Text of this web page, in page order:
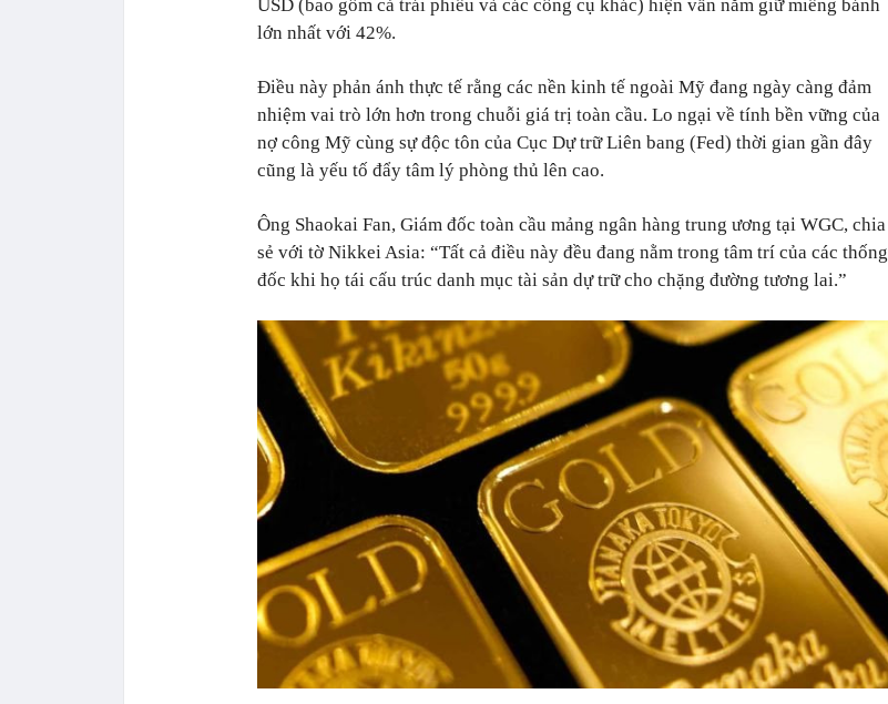
USD (bao gồm cả trái phiếu và các công cụ khác) hiện vẫn nắm giữ miếng bánh
lớn nhất với 42%.
Điều này phản ánh thực tế rằng các nền kinh tế ngoài Mỹ đang ngày càng đảm
nhiệm vai trò lớn hơn trong chuỗi giá trị toàn cầu. Lo ngại về tính bền vững của
nợ công Mỹ cùng sự độc tôn của Cục Dự trữ Liên bang (Fed) thời gian gần đây
cũng là yếu tố đẩy tâm lý phòng thủ lên cao.
Ông Shaokai Fan, Giám đốc toàn cầu mảng ngân hàng trung ương tại WGC, chia
sẻ với tờ Nikkei Asia: “Tất cả điều này đều đang nằm trong tâm trí của các thống
đốc khi họ tái cấu trúc danh mục tài sản dự trữ cho chặng đường tương lai.”